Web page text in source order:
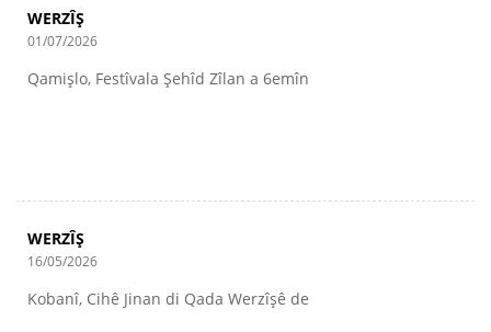
WERZÎŞ
01/07/2026
Qamişlo, Festîvala Şehîd Zîlan a 6emîn
WERZÎŞ
16/05/2026
Kobanî, Cihê Jinan di Qada Werzîşê de